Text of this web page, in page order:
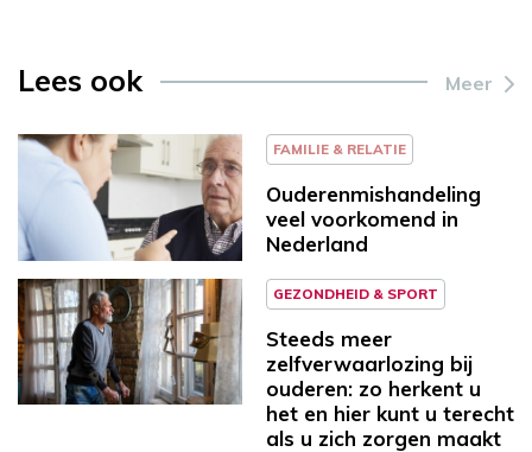
Lees ook Meer
FAMILIE & RELATIE
Ouderenmishandeling
veel voorkomend in
Nederland
GEZONDHEID & SPORT
Steeds meer
zelfverwaarlozing bij
ouderen: zo herkent u
het en hier kunt u terecht
als u zich zorgen maakt